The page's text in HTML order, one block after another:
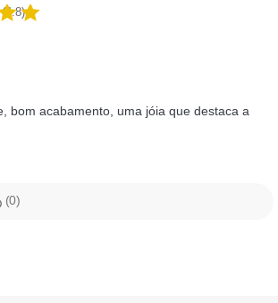
(4.8)
bom acabamento, uma jóia que destaca a
0